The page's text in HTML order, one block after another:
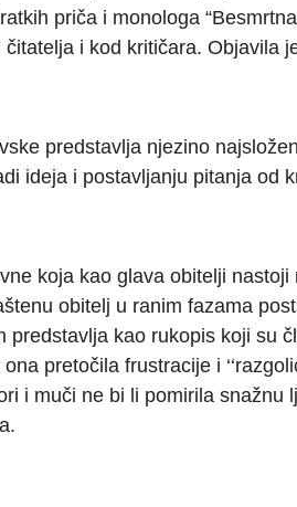
priča i monologa
i kod kritičara. Objavila
predstavlja njezino
ideja i postavljanju pitanja od
koja kao glava obitelji
obitelj u ranim fazama
kao rukopis koji su
pretočila frustracije i
i muči ne bi li pomirila snažnu